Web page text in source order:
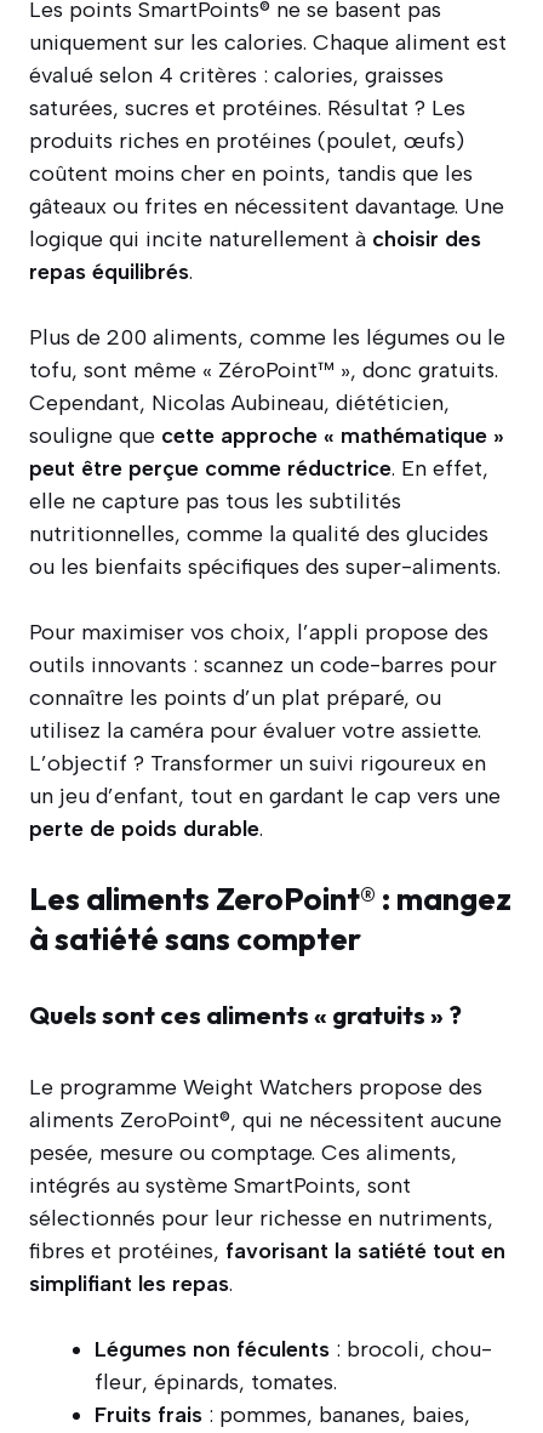
Les points SmartPoints® ne se basent pas
uniquement sur les calories. Chaque aliment est
évalué selon 4 critères : calories, graisses
saturées, sucres et protéines. Résultat ? Les
produits riches en protéines (poulet, œufs)
coûtent moins cher en points, tandis que les
gâteaux ou frites en nécessitent davantage. Une
logique qui incite naturellement à choisir des
repas équilibrés.
Plus de 200 aliments, comme les légumes ou le
tofu, sont même « ZéroPoint™ », donc gratuits.
Cependant, Nicolas Aubineau, diététicien,
souligne que cette approche « mathématique »
peut être perçue comme réductrice. En effet,
elle ne capture pas tous les subtilités
nutritionnelles, comme la qualité des glucides
ou les bienfaits spécifiques des super-aliments.
Pour maximiser vos choix, l’appli propose des
outils innovants : scannez un code-barres pour
connaître les points d’un plat préparé, ou
utilisez la caméra pour évaluer votre assiette.
L’objectif ? Transformer un suivi rigoureux en
un jeu d’enfant, tout en gardant le cap vers une
perte de poids durable.
Les aliments ZeroPoint® : mangez
à satiété sans compter
Quels sont ces aliments « gratuits » ?
Le programme Weight Watchers propose des
aliments ZeroPoint®, qui ne nécessitent aucune
pesée, mesure ou comptage. Ces aliments,
intégrés au système SmartPoints, sont
sélectionnés pour leur richesse en nutriments,
fibres et protéines, favorisant la satiété tout en
simplifiant les repas.
Légumes non féculents : brocoli, chou-
fleur, épinards, tomates.
Fruits frais : pommes, bananes, baies,